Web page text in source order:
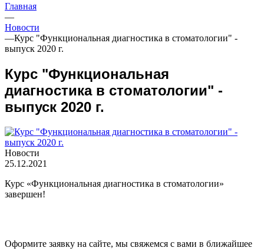
Главная
—
Новости
—Курс "Функциональная диагностика в стоматологии" -
выпуск 2020 г.
Курс "Функциональная
диагностика в стоматологии" -
выпуск 2020 г.
Новости
25.12.2021
Курс «Функциональная диагностика в стоматологии»
завершен!
Оформите заявку на сайте, мы свяжемся с вами в ближайшее